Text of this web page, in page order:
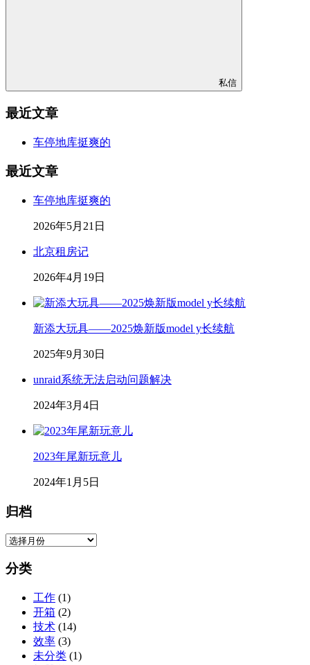
私信
最近文章
车停地库挺爽的
最近文章
车停地库挺爽的
2026年5月21日
北京租房记
2026年4月19日
新添大玩具——2025焕新版model y长续航
2025年9月30日
unraid系统无法启动问题解决
2024年3月4日
2023年尾新玩意儿
2024年1月5日
归档
归
分类
工作 (1)
开箱 (2)
技术 (14)
效率 (3)
未分类 (1)